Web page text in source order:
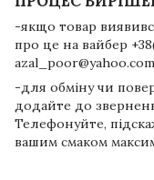
-якщо товар
про це на вайбер
-для обміну чи
додайте до
Телефонуйте,
вашим смаком